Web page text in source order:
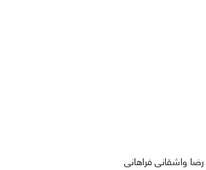
واشقانی فراهانی